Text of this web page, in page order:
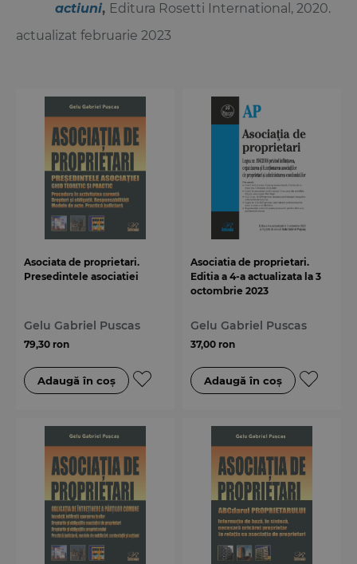
actiuni, Editura Rosetti International, 2020.
actualizat februarie 2023
Asociata de proprietari.
Presedintele asociatiei
Gelu Gabriel Puscas
79,30 ron
Asociatia de proprietari.
Editia a 4-a actualizata la 3
octombrie 2023
Gelu Gabriel Puscas
37,00 ron